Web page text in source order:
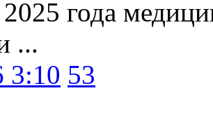
года
...
3:10 53